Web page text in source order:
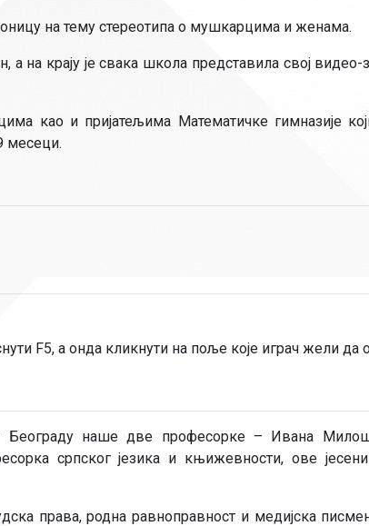
на тему стереотипа о мушкарцима и женама.
а на крају је свака школа представила свој видео-
као и пријатељима Математичке гимназије
месеци.
F5, а онда кликнути на поље које играч жели да
Београду наше две професорке – Ивана
српског језика и књижевности, ове
права, родна равноправност и медијска